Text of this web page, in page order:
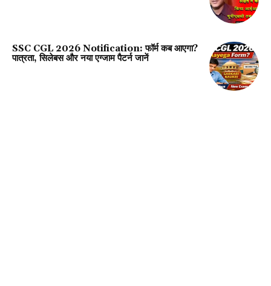
SSC CGL 2026 Notification: फॉर्म कब आएगा?
पात्रता, सिलेबस और नया एग्जाम पैटर्न जानें